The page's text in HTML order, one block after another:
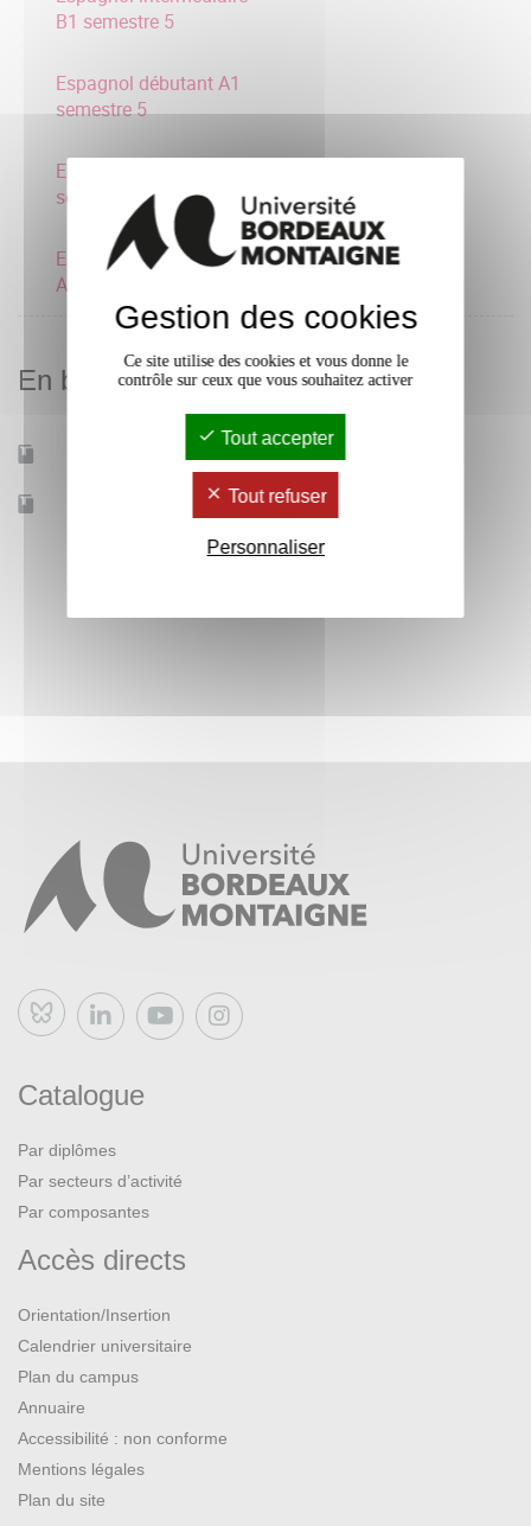
B1 semestre 5
Espagnol débutant A1
semestre 5
Espagnol expert C1
semestre 5
Espagnol consolidation
A2 semestre 5
En bref
Accessible à distance Non
Bluesky
Catalogue
Par diplômes
Par secteurs d’activité
Par composantes
Accès directs
Orientation/Insertion
Calendrier universitaire
Plan du campus
Annuaire
Accessibilité : non conforme
Mentions légales
Plan du site
Gestion des cookies
Ce site utilise des cookies et vous donne le
contrôle sur ceux que vous souhaitez activer
Tout accepter
Tout refuser
Personnaliser